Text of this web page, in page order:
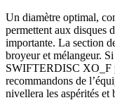
Un diamètre optimal,
permettent aux disques
importante. La section
broyeur et mélangeur.
SWIFTERDISC XO_F
recommandons de
nivellera les aspérités et